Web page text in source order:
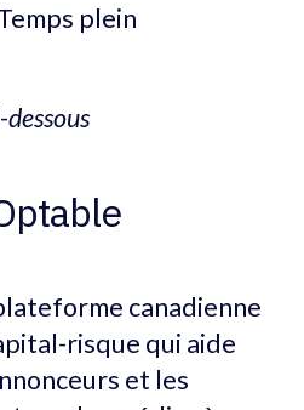
plein
canadienne
risque qui aide
et les